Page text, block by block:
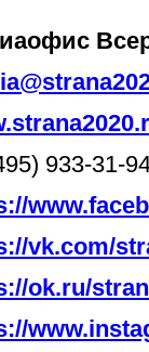
933-31-
vk.com/
ok.ru/